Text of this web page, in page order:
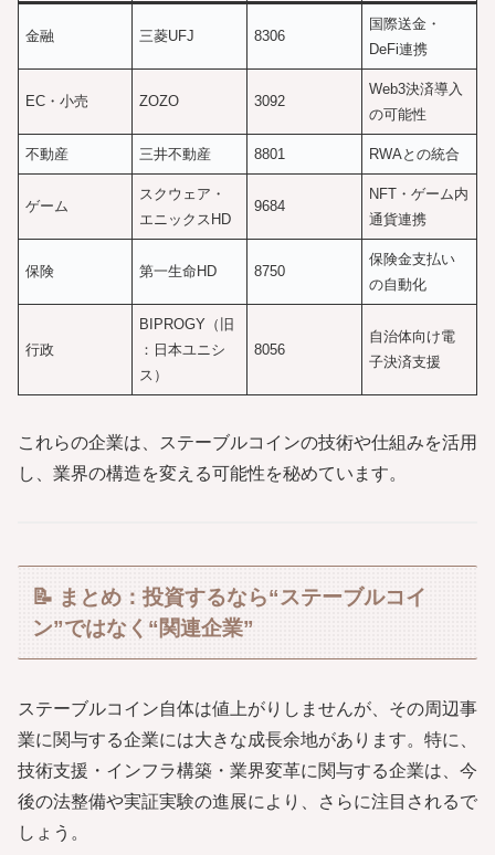
金融 三菱UFJ 8306
国際送金・
DeFi連携
EC・小売 ZOZO 3092
Web3決済導入
の可能性
不動産 三井不動産 8801 RWAとの統合
ゲーム
スクウェア・
エニックスHD
9684
NFT・ゲーム内
通貨連携
保険 第一生命HD 8750
保険金支払い
の自動化
行政
BIPROGY（旧
：日本ユニシ
ス）
8056
自治体向け電
子決済支援
これらの企業は、ステーブルコインの技術や仕組みを活用
し、業界の構造を変える可能性を秘めています。
📝 まとめ：投資するなら“ステーブルコイ
ン”ではなく“関連企業”
ステーブルコイン自体は値上がりしませんが、その周辺事
業に関与する企業には大きな成長余地があります。特に、
技術支援・インフラ構築・業界変革に関与する企業は、今
後の法整備や実証実験の進展により、さらに注目されるで
しょう。